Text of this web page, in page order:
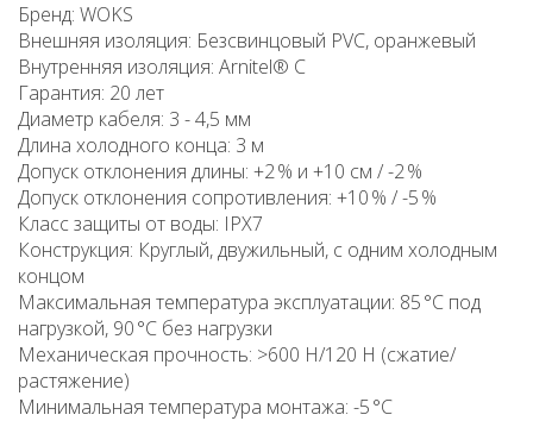
Бренд: WOKS
Внешняя изоляция: Безсвинцовый PVC, оранжевый
Внутренняя изоляция: Arnitel® C
Гарантия: 20 лет
Диаметр кабеля: 3 - 4,5 мм
Длина холодного конца: 3 м
Допуск отклонения длины: +2 % и +10 см / -2 %
Допуск отклонения сопротивления: +10 % / -5 %
Класс защиты от воды: IPX7
Конструкция: Круглый, двужильный, с одним холодным
концом
Максимальная температура эксплуатации: 85 °C под
нагрузкой, 90 °C без нагрузки
Механическая прочность: >600 Н/120 Н (сжатие/
растяжение)
Минимальная температура монтажа: -5 °C